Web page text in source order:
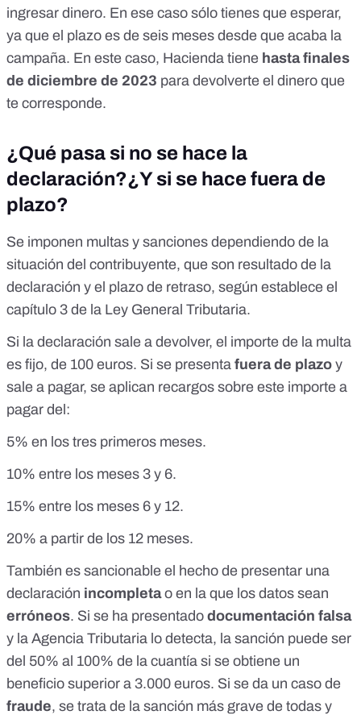
ingresar dinero. En ese caso sólo tienes que esperar,
ya que el plazo es de seis meses desde que acaba la
campaña. En este caso, Hacienda tiene hasta finales
de diciembre de 2023 para devolverte el dinero que
te corresponde.
¿Qué pasa si no se hace la
declaración?¿Y si se hace fuera de
plazo?
Se imponen multas y sanciones dependiendo de la
situación del contribuyente, que son resultado de la
declaración y el plazo de retraso, según establece el
capítulo 3 de la Ley General Tributaria.
Si la declaración sale a devolver, el importe de la multa
es fijo, de 100 euros. Si se presenta fuera de plazo y
sale a pagar, se aplican recargos sobre este importe a
pagar del:
5% en los tres primeros meses.
10% entre los meses 3 y 6.
15% entre los meses 6 y 12.
20% a partir de los 12 meses.
También es sancionable el hecho de presentar una
declaración incompletao en la que los datos sean
erróneos. Si se ha presentado documentación falsa
y la Agencia Tributaria lo detecta, la sanción puede ser
del 50% al 100% de la cuantía si se obtiene un
beneficio superior a 3.000 euros. Si se da un caso de
fraude, se trata de la sanción más grave de todas y